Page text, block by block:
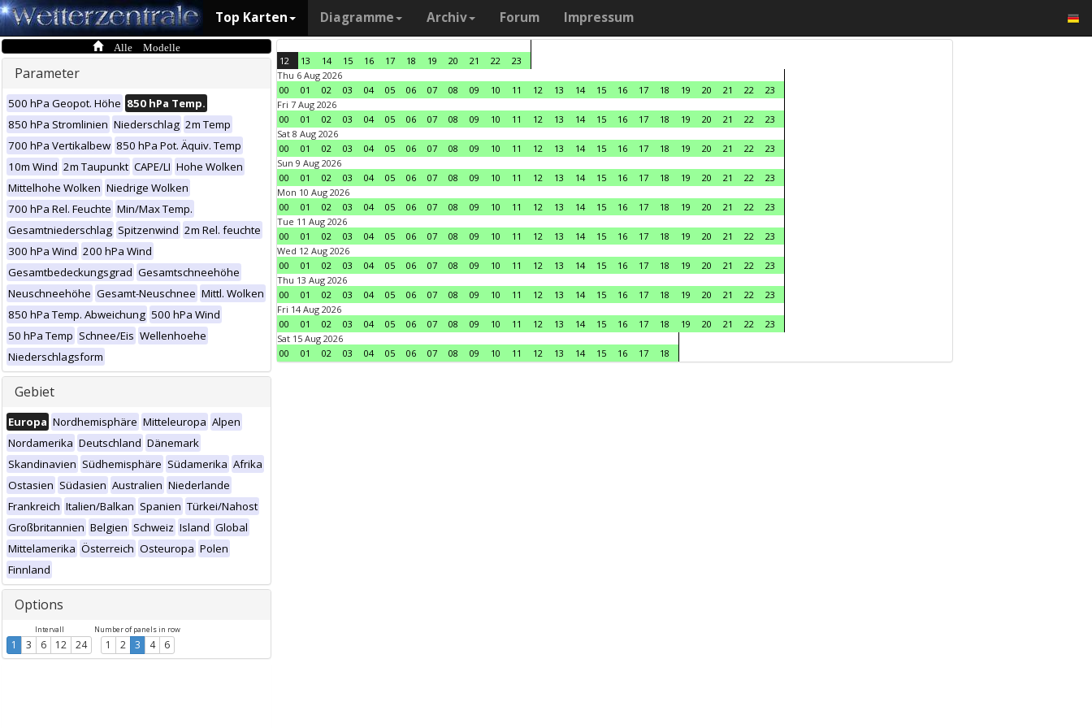
Top Karten Diagramme Archiv Forum Impressum
Alle Modelle
Parameter
500 hPa Geopot. Höhe 850 hPa Temp.
850 hPa Stromlinien Niederschlag 2m Temp
700 hPa Vertikalbew 850 hPa Pot. Äquiv. Temp
10m Wind 2m Taupunkt CAPE/LI Hohe Wolken
Mittelhohe Wolken Niedrige Wolken
700 hPa Rel. Feuchte Min/Max Temp.
Gesamtniederschlag Spitzenwind 2m Rel. feuchte
300 hPa Wind 200 hPa Wind
Gesamtbedeckungsgrad Gesamtschneehöhe
Neuschneehöhe Gesamt-Neuschnee Mittl. Wolken
850 hPa Temp. Abweichung 500 hPa Wind
50 hPa Temp Schnee/Eis Wellenhoehe
Niederschlagsform
Gebiet
Europa Nordhemisphäre Mitteleuropa Alpen
Nordamerika Deutschland Dänemark
Skandinavien Südhemisphäre Südamerika Afrika
Ostasien Südasien Australien Niederlande
Frankreich Italien/Balkan Spanien Türkei/Nahost
Großbritannien Belgien Schweiz Island Global
Mittelamerika Österreich Osteuropa Polen
Finnland
Options
Intervall
1 3 6 12 24
Number of panels in row
1 2 3 4 6
12 13 14 15 16 17 18 19 20 21 22
23
Thu 6 Aug 2026
00
01 02 03 04 05 06 07 08 09 10 11 12 13 14 15 16 17 18 19 20 21 22
23
Fri 7 Aug 2026
00
01 02 03 04 05 06 07 08 09 10 11 12 13 14 15 16 17 18 19 20 21 22
23
Sat 8 Aug 2026
00
01 02 03 04 05 06 07 08 09 10 11 12 13 14 15 16 17 18 19 20 21 22
23
Sun 9 Aug 2026
00
01 02 03 04 05 06 07 08 09 10 11 12 13 14 15 16 17 18 19 20 21 22
23
Mon 10 Aug 2026
00
01 02 03 04 05 06 07 08 09 10 11 12 13 14 15 16 17 18 19 20 21 22
23
Tue 11 Aug 2026
00
01 02 03 04 05 06 07 08 09 10 11 12 13 14 15 16 17 18 19 20 21 22
23
Wed 12 Aug 2026
00
01 02 03 04 05 06 07 08 09 10 11 12 13 14 15 16 17 18 19 20 21 22
23
Thu 13 Aug 2026
00
01 02 03 04 05 06 07 08 09 10 11 12 13 14 15 16 17 18 19 20 21 22
23
Fri 14 Aug 2026
00
01 02 03 04 05 06 07 08 09 10 11 12 13 14 15 16 17 18 19 20 21 22
23
Sat 15 Aug 2026
00
01 02 03 04 05 06 07 08 09 10 11 12 13 14 15 16 17 18